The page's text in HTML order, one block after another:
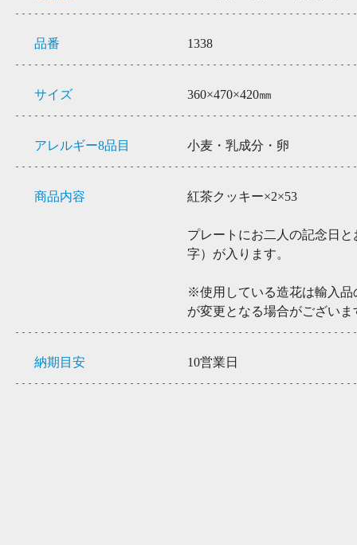
品番 1338
サイズ 360×470×420㎜
アレルギー8品目 小麦・乳成分・卵
商品内容 紅茶クッキー×2×53
プレートにお二人の記念日
字）が入ります。
※使用している造花は輸入品
が変更となる場合がございま
納期目安 10営業日